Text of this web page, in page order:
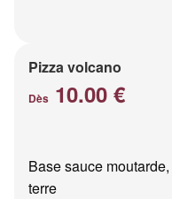
Pizza volcano
Dès 10.00 €
Base sauce
terre